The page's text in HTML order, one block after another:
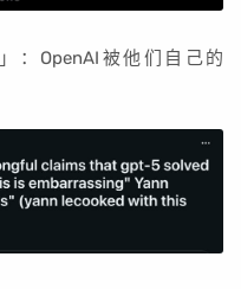
：OpenAI被他们自己的